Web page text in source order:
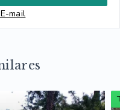
mail